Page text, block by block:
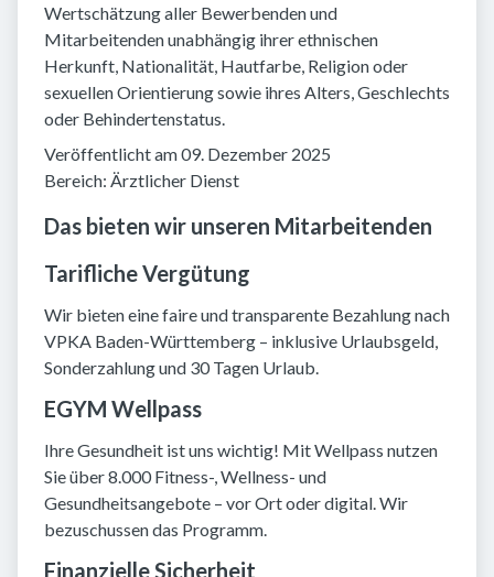
Wertschätzung aller Bewerbenden und
Mitarbeitenden unabhängig ihrer ethnischen
Herkunft, Nationalität, Hautfarbe, Religion oder
sexuellen Orientierung sowie ihres Alters, Geschlechts
oder Behindertenstatus.
Veröffentlicht am 09. Dezember 2025
Bereich: Ärztlicher Dienst
Das bieten wir unseren Mitarbeitenden
Tarifliche Vergütung
Wir bieten eine faire und transparente Bezahlung nach
VPKA Baden-Württemberg – inklusive Urlaubsgeld,
Sonderzahlung und 30 Tagen Urlaub.
EGYM Wellpass
Ihre Gesundheit ist uns wichtig! Mit Wellpass nutzen
Sie über 8.000 Fitness-, Wellness- und
Gesundheitsangebote – vor Ort oder digital. Wir
bezuschussen das Programm.
Finanzielle Sicherheit